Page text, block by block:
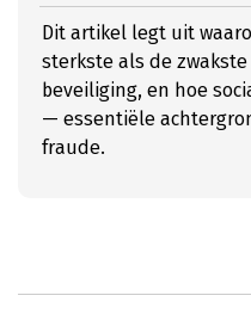
Dit artikel legt uit
sterkste als de
beveiliging, en hoe
— essentiële
fraude.